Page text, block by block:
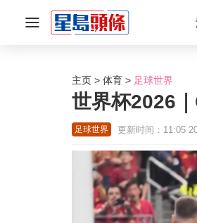
主页 体育 足球世界
世界杯2026
足球世界 更新时间：11:05